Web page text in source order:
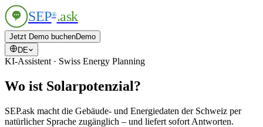
SEP® .ask
Jetzt Demo buchenDemo
DE
KI-Assistent · Swiss Energy Planning
Wo ist Solarpotenzial?
SEP.ask macht die Gebäude- und Energiedaten der Schweiz per
natürlicher Sprache zugänglich – und liefert sofort Antworten.